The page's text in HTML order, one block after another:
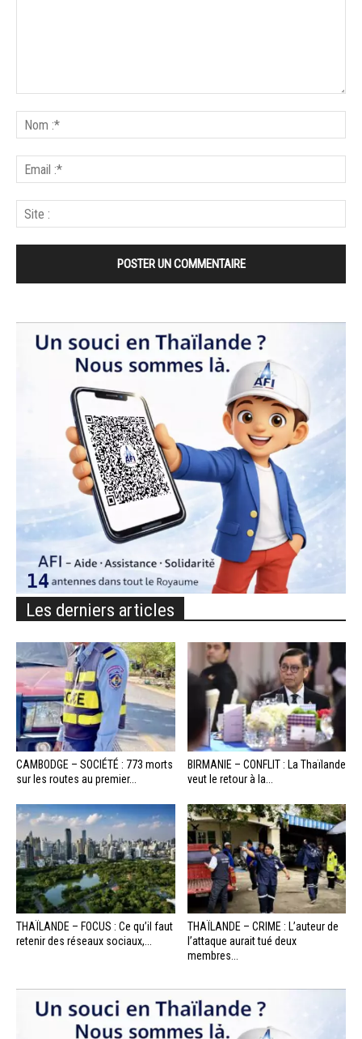
Les derniers articles
CAMBODGE – SOCIÉTÉ : 773 morts
sur les routes au premier...
BIRMANIE – CONFLIT : La Thaïlande
veut le retour à la...
THAÏLANDE – FOCUS : Ce qu’il faut
retenir des réseaux sociaux,...
THAÏLANDE – CRIME : L’auteur de
l’attaque aurait tué deux
membres...